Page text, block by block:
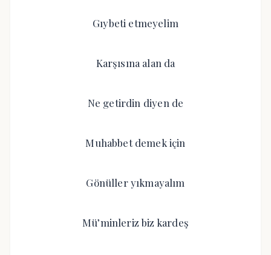
Gıybeti etmeyelim
Karşısına alan da
Ne getirdin diyen de
Muhabbet demek için
Gönüller yıkmayalım
Mü’minleriz biz kardeş